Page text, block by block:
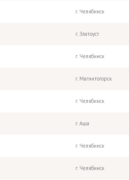
г. Челябинск
г. Златоуст
г. Челябинск
г. Магнитогорск
г. Челябинск
г. Аша
г. Челябинск
г. Челябинск